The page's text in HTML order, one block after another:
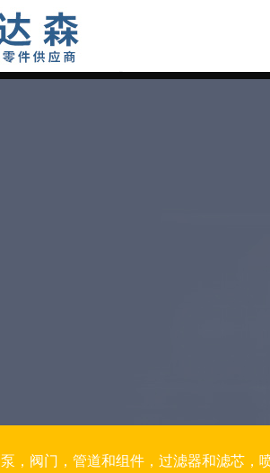
泵，阀门，管道和组件，过滤器和滤芯，